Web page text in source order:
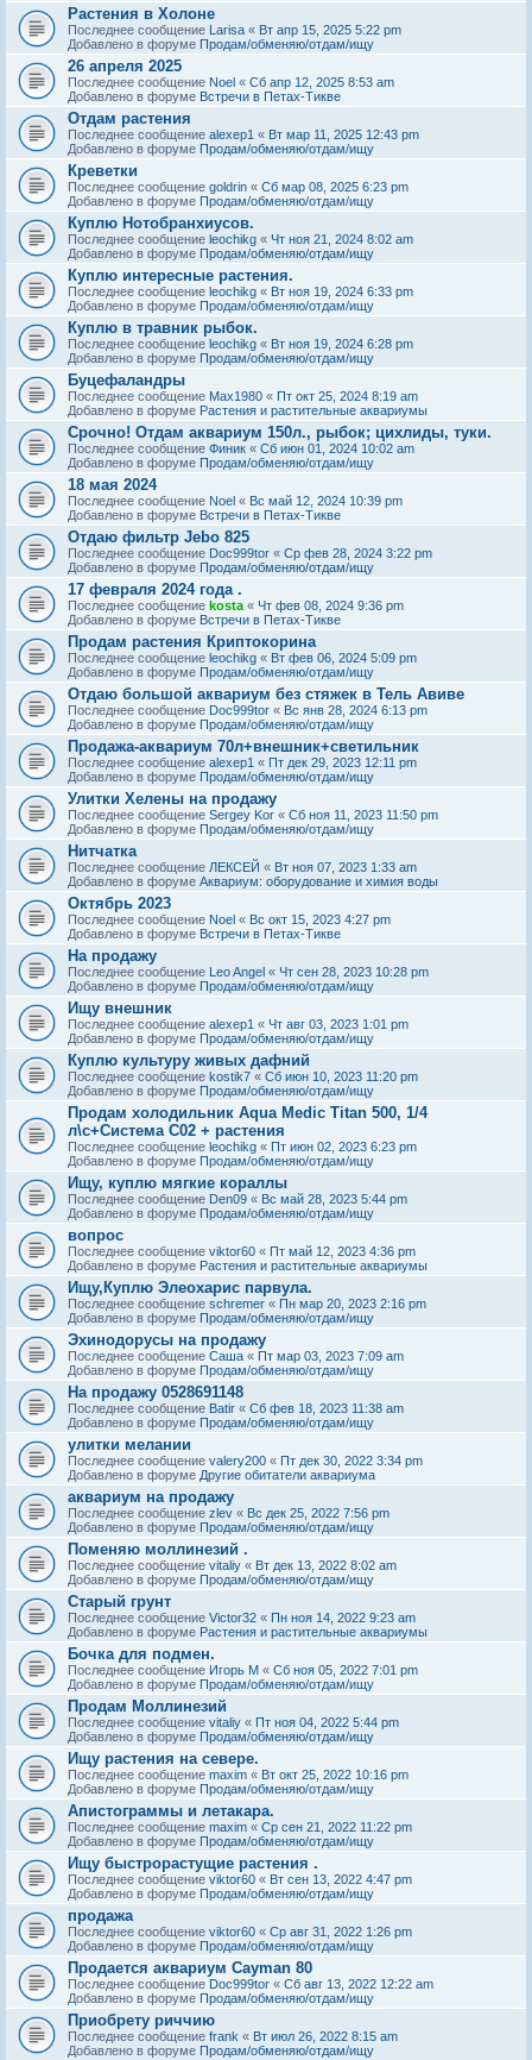
Растения в Холоне
Последнее сообщение Larisa « Вт апр 15, 2025 5:22 pm
Добавлено в форуме Продам/обменяю/отдам/ищу
26 апреля 2025
Последнее сообщение Noel « Сб апр 12, 2025 8:53 am
Добавлено в форуме Встречи в Петах-Тикве
Отдам растения
Последнее сообщение alexep1 « Вт мар 11, 2025 12:43 pm
Добавлено в форуме Продам/обменяю/отдам/ищу
Креветки
Последнее сообщение goldrin « Сб мар 08, 2025 6:23 pm
Добавлено в форуме Продам/обменяю/отдам/ищу
Куплю Нотобранхиусов.
Последнее сообщение leochikg « Чт ноя 21, 2024 8:02 am
Добавлено в форуме Продам/обменяю/отдам/ищу
Куплю интересные растения.
Последнее сообщение leochikg « Вт ноя 19, 2024 6:33 pm
Добавлено в форуме Продам/обменяю/отдам/ищу
Куплю в травник рыбок.
Последнее сообщение leochikg « Вт ноя 19, 2024 6:28 pm
Добавлено в форуме Продам/обменяю/отдам/ищу
Буцефаландры
Последнее сообщение Max1980 « Пт окт 25, 2024 8:19 am
Добавлено в форуме Растения и растительные аквариумы
Срочно! Отдам аквариум 150л., рыбок; цихлиды, туки.
Последнее сообщение Финик « Сб июн 01, 2024 10:02 am
Добавлено в форуме Продам/обменяю/отдам/ищу
18 мая 2024
Последнее сообщение Noel « Вс май 12, 2024 10:39 pm
Добавлено в форуме Встречи в Петах-Тикве
Отдаю фильтр Jebo 825
Последнее сообщение Doc999tor « Ср фев 28, 2024 3:22 pm
Добавлено в форуме Продам/обменяю/отдам/ищу
17 февраля 2024 года .
Последнее сообщение kosta « Чт фев 08, 2024 9:36 pm
Добавлено в форуме Встречи в Петах-Тикве
Продам растения Криптокорина
Последнее сообщение leochikg « Вт фев 06, 2024 5:09 pm
Добавлено в форуме Продам/обменяю/отдам/ищу
Отдаю большой аквариум без стяжек в Тель Авиве
Последнее сообщение Doc999tor « Вс янв 28, 2024 6:13 pm
Добавлено в форуме Продам/обменяю/отдам/ищу
Продажа-аквариум 70л+внешник+светильник
Последнее сообщение alexep1 « Пт дек 29, 2023 12:11 pm
Добавлено в форуме Продам/обменяю/отдам/ищу
Улитки Хелены на продажу
Последнее сообщение Sergey Kor « Сб ноя 11, 2023 11:50 pm
Добавлено в форуме Продам/обменяю/отдам/ищу
Нитчатка
Последнее сообщение ЛЕКСЕЙ « Вт ноя 07, 2023 1:33 am
Добавлено в форуме Аквариум: оборудование и химия воды
Октябрь 2023
Последнее сообщение Noel « Вс окт 15, 2023 4:27 pm
Добавлено в форуме Встречи в Петах-Тикве
На продажу
Последнее сообщение Leo Angel « Чт сен 28, 2023 10:28 pm
Добавлено в форуме Продам/обменяю/отдам/ищу
Ищу внешник
Последнее сообщение alexep1 « Чт авг 03, 2023 1:01 pm
Добавлено в форуме Продам/обменяю/отдам/ищу
Куплю культуру живых дафний
Последнее сообщение kostik7 « Сб июн 10, 2023 11:20 pm
Добавлено в форуме Продам/обменяю/отдам/ищу
Продам холодильник Aqua Medic Titan 500, 1/4
л\с+Система С02 + растения
Последнее сообщение leochikg « Пт июн 02, 2023 6:23 pm
Добавлено в форуме Продам/обменяю/отдам/ищу
Ищу, куплю мягкие кораллы
Последнее сообщение Den09 « Вс май 28, 2023 5:44 pm
Добавлено в форуме Продам/обменяю/отдам/ищу
вопрос
Последнее сообщение viktor60 « Пт май 12, 2023 4:36 pm
Добавлено в форуме Растения и растительные аквариумы
Ищу,Куплю Элеохарис парвула.
Последнее сообщение schremer « Пн мар 20, 2023 2:16 pm
Добавлено в форуме Продам/обменяю/отдам/ищу
Эхинодорусы на продажу
Последнее сообщение Саша « Пт мар 03, 2023 7:09 am
Добавлено в форуме Продам/обменяю/отдам/ищу
На продажу 0528691148
Последнее сообщение Batir « Сб фев 18, 2023 11:38 am
Добавлено в форуме Продам/обменяю/отдам/ищу
улитки мелании
Последнее сообщение valery200 « Пт дек 30, 2022 3:34 pm
Добавлено в форуме Другие обитатели аквариума
аквариум на продажу
Последнее сообщение zlev « Вс дек 25, 2022 7:56 pm
Добавлено в форуме Продам/обменяю/отдам/ищу
Поменяю моллинезий .
Последнее сообщение vitaliy « Вт дек 13, 2022 8:02 am
Добавлено в форуме Продам/обменяю/отдам/ищу
Старый грунт
Последнее сообщение Victor32 « Пн ноя 14, 2022 9:23 am
Добавлено в форуме Растения и растительные аквариумы
Бочка для подмен.
Последнее сообщение Игорь М « Сб ноя 05, 2022 7:01 pm
Добавлено в форуме Продам/обменяю/отдам/ищу
Продам Моллинезий
Последнее сообщение vitaliy « Пт ноя 04, 2022 5:44 pm
Добавлено в форуме Продам/обменяю/отдам/ищу
Ищу растения на севере.
Последнее сообщение maxim « Вт окт 25, 2022 10:16 pm
Добавлено в форуме Продам/обменяю/отдам/ищу
Апистограммы и летакара.
Последнее сообщение maxim « Ср сен 21, 2022 11:22 pm
Добавлено в форуме Продам/обменяю/отдам/ищу
Ищу быстрорастущие растения .
Последнее сообщение viktor60 « Вт сен 13, 2022 4:47 pm
Добавлено в форуме Продам/обменяю/отдам/ищу
продажа
Последнее сообщение viktor60 « Ср авг 31, 2022 1:26 pm
Добавлено в форуме Продам/обменяю/отдам/ищу
Продается аквариум Cayman 80
Последнее сообщение Doc999tor « Сб авг 13, 2022 12:22 am
Добавлено в форуме Продам/обменяю/отдам/ищу
Приобрету риччию
Последнее сообщение frank « Вт июл 26, 2022 8:15 am
Добавлено в форуме Продам/обменяю/отдам/ищу